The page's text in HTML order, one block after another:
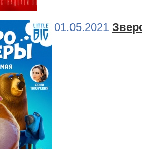
01.05.2021